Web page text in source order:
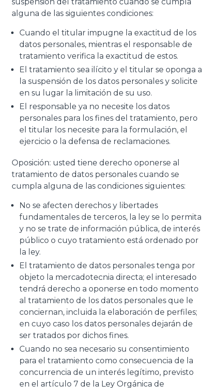
alguna de las siguientes condiciones:
Cuando el titular impugne la exactitud de los
datos personales, mientras el responsable de
tratamiento verifica la exactitud de estos.
El tratamiento sea ilícito y el titular se oponga a
la suspensión de los datos personales y solicite
en su lugar la limitación de su uso.
El responsable ya no necesite los datos
personales para los fines del tratamiento, pero
el titular los necesite para la formulación, el
ejercicio o la defensa de reclamaciones.
Oposición: usted tiene derecho oponerse al
tratamiento de datos personales cuando se
cumpla alguna de las condiciones siguientes:
No se afecten derechos y libertades
fundamentales de terceros, la ley se lo permita
y no se trate de información pública, de interés
público o cuyo tratamiento está ordenado por
la ley.
El tratamiento de datos personales tenga por
objeto la mercadotecnia directa; el interesado
tendrá derecho a oponerse en todo momento
al tratamiento de los datos personales que le
conciernan, incluida la elaboración de perfiles;
en cuyo caso los datos personales dejarán de
ser tratados por dichos fines.
Cuando no sea necesario su consentimiento
para el tratamiento como consecuencia de la
concurrencia de un interés legítimo, previsto
en el artículo 7 de la Ley Orgánica de